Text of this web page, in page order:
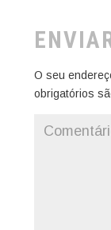
O seu
obrigatórios